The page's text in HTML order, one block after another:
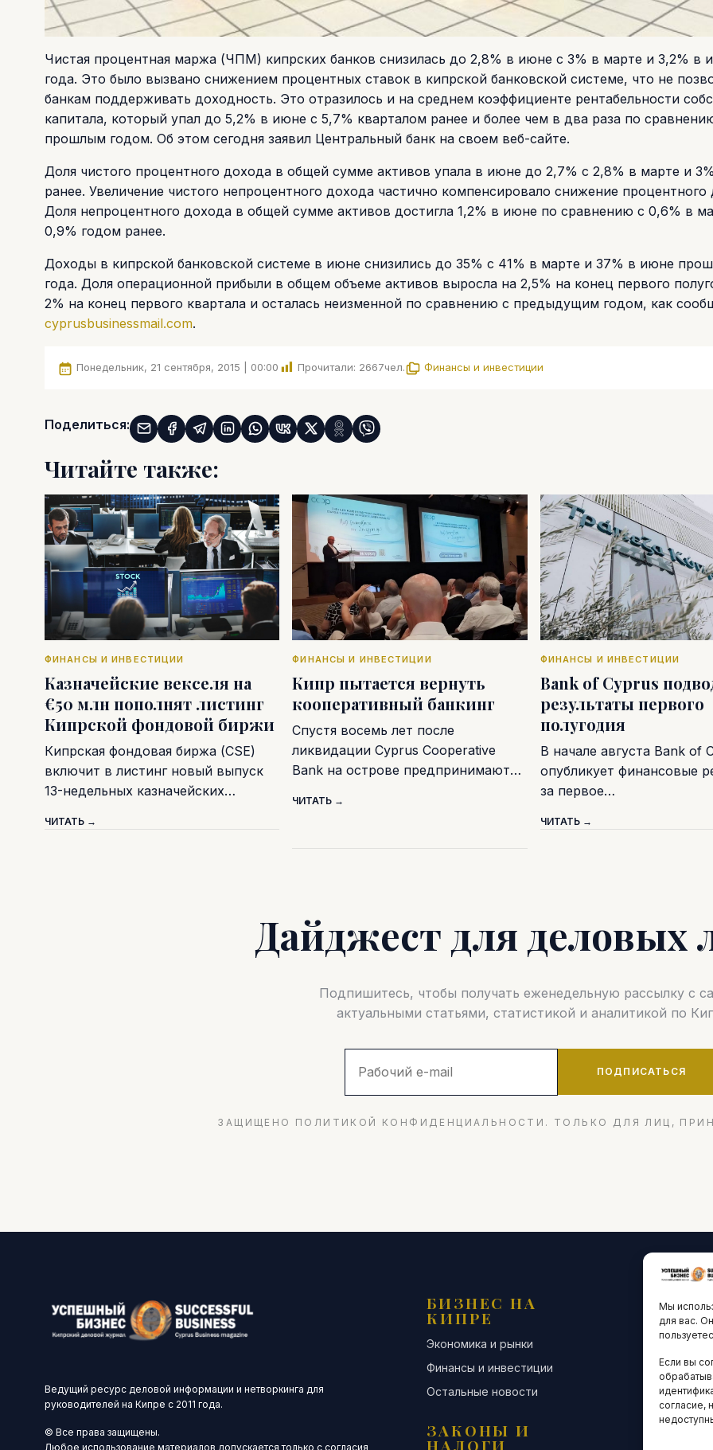
Мы
для вас.
Если вы
согласие,
Чистая процентная маржа (ЧПМ) кипрских банков снизилась до 2,8% в июне с 3% в марте и 3,2% в
года. Это было вызвано снижением процентных ставок в кипрской банковской системе, что не
банкам поддерживать доходность. Это отразилось и на среднем коэффициенте рентабельности
капитала, который упал до 5,2% в июне с 5,7% кварталом ранее и более чем в два раза по
прошлым годом. Об этом сегодня заявил Центральный банк на своем веб-сайте.
Доля чистого процентного дохода в общей сумме активов упала в июне до 2,7% с 2,8% в марте и
ранее. Увеличение чистого непроцентного дохода частично компенсировало снижение процентного
Доля непроцентного дохода в общей сумме активов достигла 1,2% в июне по сравнению с 0,6% в
0,9% годом ранее.
Доходы в кипрской банковской системе в июне снизились до 35% с 41% в марте и 37% в июне
года. Доля операционной прибыли в общем объеме активов выросла на 2,5% на конец первого
2% на конец первого квартала и осталась неизменной по сравнению с предыдущим годом, как
cyprusbusinessmail.com.
Понедельник, 21 сентября, 2015 | 00:00 Прочитали: 2667чел. Финансы и инвестиции
Поделиться:
Читайте также:
ФИНАНСЫ И ИНВЕСТИЦИИ
Казначейские векселя на
€50 млн пополнят листинг
Кипрской фондовой биржи
Кипрская фондовая биржа (CSE)
включит в листинг новый выпуск
13-недельных казначейских…
ЧИТАТЬ →
ФИНАНСЫ И ИНВЕСТИЦИИ
Кипр пытается вернуть
кооперативный банкинг
Спустя восемь лет после
ликвидации Cyprus Cooperative
Bank на острове предпринимают…
ЧИТАТЬ →
ФИНАНСЫ И ИНВЕСТИЦИИ
Bank of Cyprus
результаты первого
полугодия
В начале августа Bank of
опубликует финансовые
за первое…
ЧИТАТЬ →
Дайджест для деловых
Подпишитесь, чтобы получать еженедельную рассылку с
актуальными статьями, статистикой и аналитикой по
ПОДПИСАТЬСЯ
ЗАЩИЩЕНО ПОЛИТИКОЙ КОНФИДЕНЦИАЛЬНОСТИ. ТОЛЬКО ДЛЯ ЛИЦ,
Ведущий ресурс деловой информации и нетворкинга для
руководителей на Кипре с 2011 года.
© Все права защищены.
Любое использование материалов допускается только с согласия
БИЗНЕС НА
КИПРЕ
Экономика и рынки
Финансы и инвестиции
Остальные новости
ЗАКОНЫ И
НАЛОГИ
Стартапы
Цифровая
Остальные